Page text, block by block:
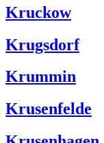
Kruckow
Krugsdorf
Krummin
Krusenfelde